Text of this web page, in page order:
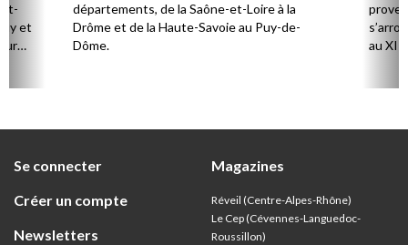
et
départements, de la Saône-et-Loire à la
Drôme et de la Haute-Savoie au Puy-de-
Dôme.
au
Se connecter
Créer un compte
Newsletters
Magazines
Réveil (Centre-Alpes-Rhône)
Le Cep (Cévennes-Languedoc-
Roussillon)